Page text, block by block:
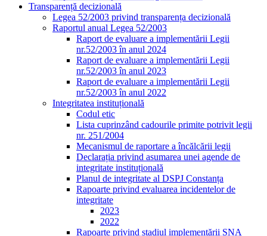
Transparență decizională
Legea 52/2003 privind transparența decizională
Raportul anual Legea 52/2003
Raport de evaluare a implementării Legii
nr.52/2003 în anul 2024
Raport de evaluare a implementării Legii
nr.52/2003 în anul 2023
Raport de evaluare a implementării Legii
nr.52/2003 în anul 2022
Integritatea instituțională
Codul etic
Lista cuprinzând cadourile primite potrivit legii
nr. 251/2004
Mecanismul de raportare a încălcării legii
Declarația privind asumarea unei agende de
integritate instituțională
Planul de integritate al DSPJ Constanța
Rapoarte privind evaluarea incidentelor de
integritate
2023
2022
Rapoarte privind stadiul implementării SNA